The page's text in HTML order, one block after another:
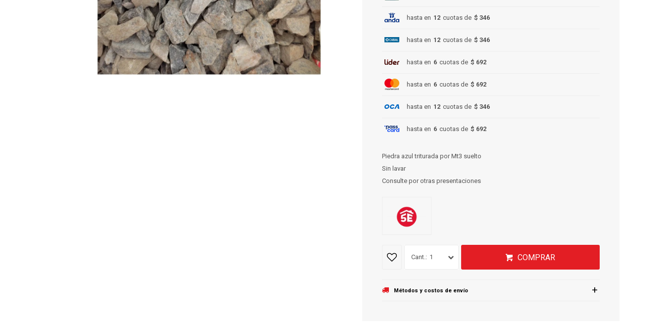
hasta en 12 cuotas de $ 346
hasta en 12 cuotas de $ 346
hasta en 6 cuotas de $ 692
hasta en 6 cuotas de $ 692
hasta en 12 cuotas de $ 346
hasta en 6 cuotas de $ 692
Piedra azul triturada por Mt3 suelto
Sin lavar
Consulte por otras presentaciones
1 COMPRAR
Métodos y costos de envío